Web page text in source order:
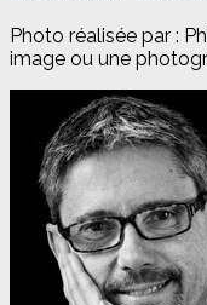
Photo réalisée par :
image ou une